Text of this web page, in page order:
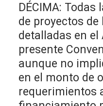
DÉCIMA:
de proyectos de
detalladas en el
presente
aunque no
en el monto de
requerimientos